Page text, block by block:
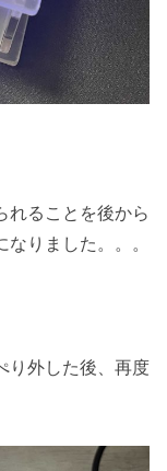
れることを後から
りました。。。
り外した後、再度